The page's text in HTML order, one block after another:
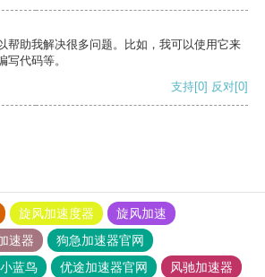
帮助我解决很多问题。比如，我可以使用它来
写代码等。
支持[0] 反对[0]
旋风加速度器
旋风加速
速器
狗急加速器官网
小蓝鸟 优途加速器官网
风驰加速器